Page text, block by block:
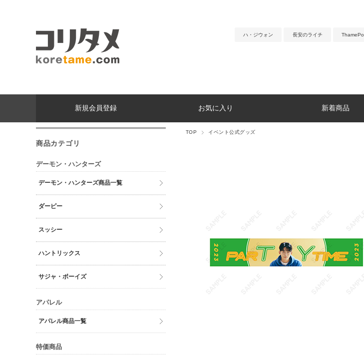
ハ・ジウォン 長安のライチ ThamePo
新規会員登録 お気に入り 新着商品
TOP イベント公式グッズ
商品カテゴリ
デーモン・ハンターズ
デーモン・ハンターズ商品一覧
ダーピー
スッシー
ハントリックス
サジャ・ボーイズ
アパレル
アパレル商品一覧
特価商品